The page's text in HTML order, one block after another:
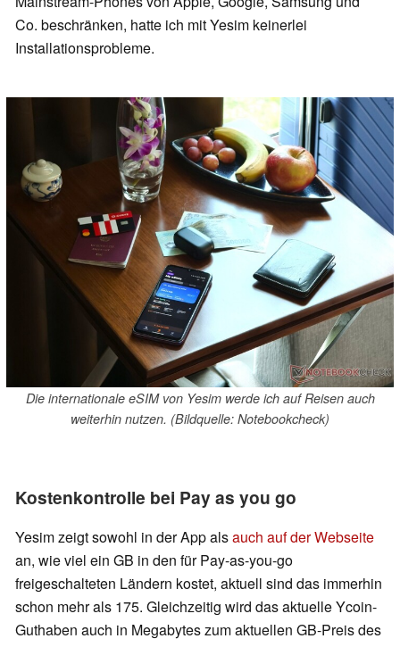
Co. beschränken, hatte ich mit Yesim keinerlei
Installationsprobleme.
Die internationale eSIM von Yesim werde ich auf Reisen auch
weiterhin nutzen. (Bildquelle: Notebookcheck)
Kostenkontrolle bei Pay as you go
Yesim zeigt sowohl in der App alsauch auf der Webseite
an, wie viel ein GB in den für Pay-as-you-go
freigeschalteten Ländern kostet, aktuell sind das immerhin
schon mehr als 175. Gleichzeitig wird das aktuelle Ycoin-
Guthaben auch in Megabytes zum aktuellen GB-Preis des